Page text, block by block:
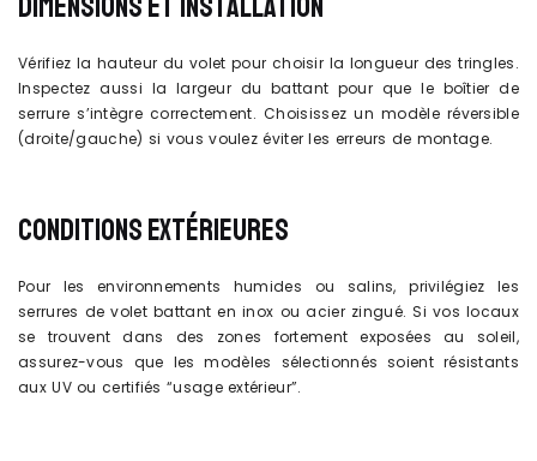
Vérifiez la hauteur du volet pour choisir la longueur des tringles.
Inspectez aussi la largeur du battant pour que le boîtier de
serrure s’intègre correctement. Choisissez un modèle réversible
(droite/gauche) si vous voulez éviter les erreurs de montage.
CONDITIONS EXTÉRIEURES
Pour les environnements humides ou salins, privilégiez les
serrures de volet battant en inox ou acier zingué. Si vos locaux
se trouvent dans des zones fortement exposées au soleil,
assurez-vous que les modèles sélectionnés soient résistants
aux UV ou certifiés “usage extérieur”.